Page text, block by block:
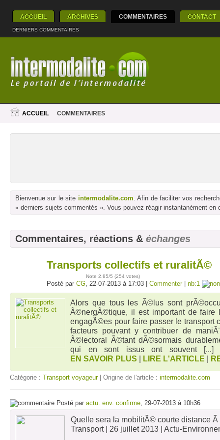
ACCUEIL ARCHIVES COMMENTAIRES CONTACT
DERNIERS COMMENTAIRES
ACCUEIL COMMENTAIRES
Bienvenue sur le site intermodalite.com. Afin de faciliter vos
« derniers sujets commentés ». Vous pouvez réagir instantanément
Commentaires, réactions & échanges
Transports collectifs et ruralitÃ©
Note 2.85/5 (254 votes)
Posté par CG, 22-07-2013 à 17:03 | Commenter| nb:1
Alors que tous les Ã©lus sont
Ã©nergÃ©tique, il est important de faire
engagÃ©es pour faire passer le
facteurs pouvant y contribuer de
Ã©lectoral Ã©tant dÃ©sormais
qui en sont issus ont souvent
EN SAVOIR PLUS | LIRE L'ARTICLE |
Catégorie : Transport voyageur| Origine de l'article : intermodalite.com
Posté par actu. env. confirme, 29-07-2013 à 10h36
Quelle sera la mobilitÃ© courte distance
Transport | 26 juillet 2013 | Actu-